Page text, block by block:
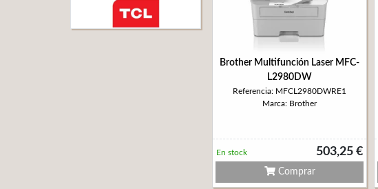
Brother Multifunción Laser MFC-
L2980DW
Referencia: MFCL2980DWRE1
Marca: Brother
503,25 €
En stock
Comprar